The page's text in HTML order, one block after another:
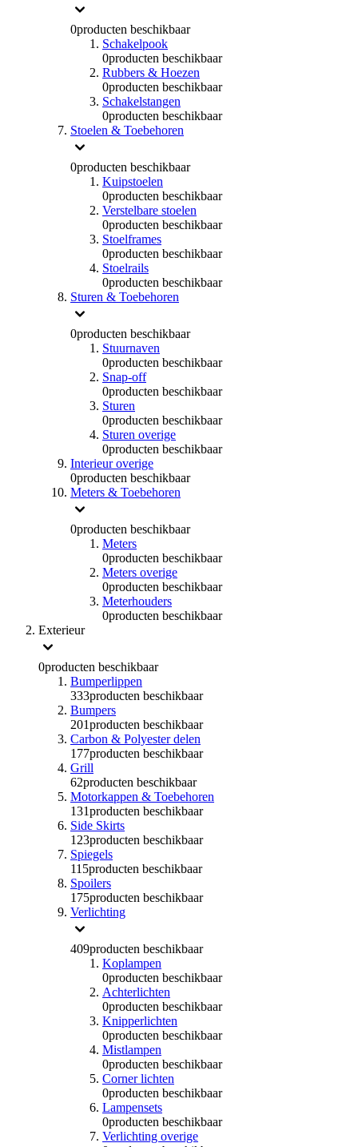
0producten beschikbaar
Schakelpook
0producten beschikbaar
Rubbers & Hoezen
0producten beschikbaar
Schakelstangen
0producten beschikbaar
Stoelen & Toebehoren
0producten beschikbaar
Kuipstoelen
0producten beschikbaar
Verstelbare stoelen
0producten beschikbaar
Stoelframes
0producten beschikbaar
Stoelrails
0producten beschikbaar
Sturen & Toebehoren
0producten beschikbaar
Stuurnaven
0producten beschikbaar
Snap-off
0producten beschikbaar
Sturen
0producten beschikbaar
Sturen overige
0producten beschikbaar
Interieur overige
0producten beschikbaar
Meters & Toebehoren
0producten beschikbaar
Meters
0producten beschikbaar
Meters overige
0producten beschikbaar
Meterhouders
0producten beschikbaar
Exterieur
0producten beschikbaar
Bumperlippen
333producten beschikbaar
Bumpers
201producten beschikbaar
Carbon & Polyester delen
177producten beschikbaar
Grill
62producten beschikbaar
Motorkappen & Toebehoren
131producten beschikbaar
Side Skirts
123producten beschikbaar
Spiegels
115producten beschikbaar
Spoilers
175producten beschikbaar
Verlichting
409producten beschikbaar
Koplampen
0producten beschikbaar
Achterlichten
0producten beschikbaar
Knipperlichten
0producten beschikbaar
Mistlampen
0producten beschikbaar
Corner lichten
0producten beschikbaar
Lampensets
0producten beschikbaar
Verlichting overige